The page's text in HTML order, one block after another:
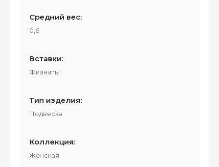
Средний вес:
0,6
Вставки:
Фианиты
Тип изделия:
Подвеска
Коллекция:
Женская